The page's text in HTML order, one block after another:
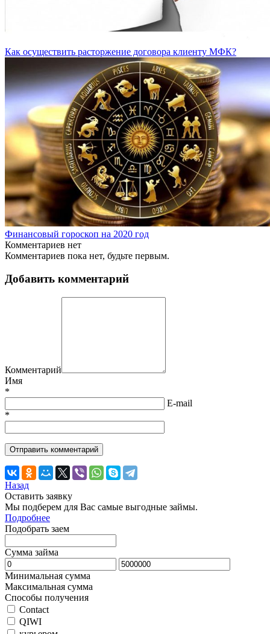
Как осуществить расторжение договора клиенту МФК?
Финансовый гороскоп на 2020 год
Комментариев нет
Комментариев пока нет, будьте первым.
Добавить комментарий
Комментарий
Имя
*
E-mail
*
Назад
Оставить заявку
Мы подберем для Вас самые выгодные займы.
Подробнее
Подобрать заем
Сумма займа
Минимальная сумма
Максимальная сумма
Способы получения
Contact
QIWI